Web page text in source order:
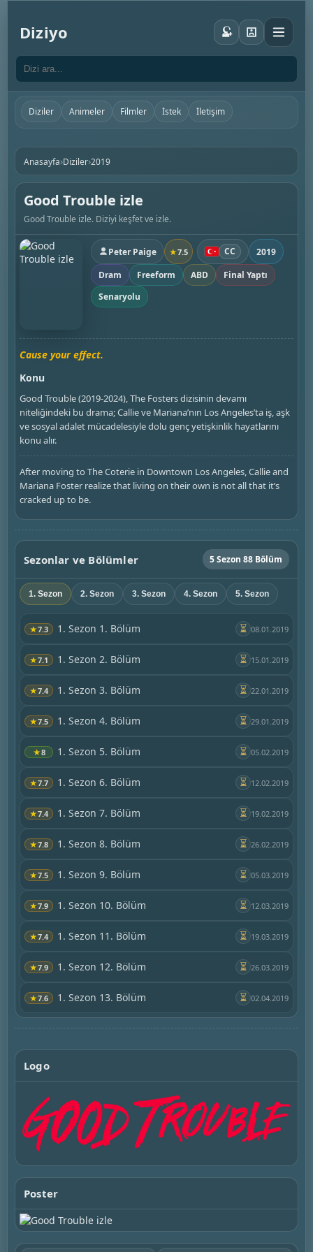
Diziyo
Diziler Animeler Filmler İstek İletişim
Anasayfa›Diziler›2019
Good Trouble izle
Good Trouble izle. Diziyi keşfet ve izle.
Peter Paige ★7.5 CC
2019
Dram
Freeform ABD
Final Yaptı
Senaryolu
Cause your effect.
Konu
Good Trouble (2019-2024), The Fosters dizisinin devamı
niteliğindeki bu drama; Callie ve Mariana’nın Los Angeles’ta iş, aşk
ve sosyal adalet mücadelesiyle dolu genç yetişkinlik hayatlarını
konu alır.
After moving to The Coterie in Downtown Los Angeles, Callie and
Mariana Foster realize that living on their own is not all that it’s
cracked up to be.
Sezonlar ve Bölümler 5 Sezon 88 Bölüm
1. Sezon 2. Sezon 3. Sezon 4. Sezon 5. Sezon
★7.3 1. Sezon 1. Bölüm ⏳ 08.01.2019
★7.1 1. Sezon 2. Bölüm ⏳ 15.01.2019
★7.4 1. Sezon 3. Bölüm ⏳ 22.01.2019
★7.5 1. Sezon 4. Bölüm ⏳ 29.01.2019
★8 1. Sezon 5. Bölüm ⏳ 05.02.2019
★7.7 1. Sezon 6. Bölüm ⏳ 12.02.2019
★7.4 1. Sezon 7. Bölüm ⏳ 19.02.2019
★7.8 1. Sezon 8. Bölüm ⏳ 26.02.2019
★7.5 1. Sezon 9. Bölüm ⏳ 05.03.2019
★7.9 1. Sezon 10. Bölüm ⏳ 12.03.2019
★7.4 1. Sezon 11. Bölüm ⏳ 19.03.2019
★7.9 1. Sezon 12. Bölüm ⏳ 26.03.2019
★7.6 1. Sezon 13. Bölüm ⏳ 02.04.2019
Logo
Poster